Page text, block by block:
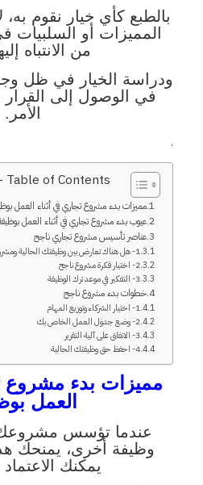
بالطبع كأي خيار نقوم
المميزات أو السلبيات
من الانتباه
ودراسة الخيار في ظل
في الوصول إلى القرار
الأمر.
.
Table of Contents - جدول المحتوى
مميزات بدء مشروع تجاري في أثناء العمل
عيوب بدء مشروع تجاري في أثناء العمل
عناصر تأسيس مشروع تجاري ناجح
1- هل هناك تعارض بين وظيفتك الحالية ومشروعك؟
2- اختيار فكرة مشروع ناجح
3- التفكير في موعد ترك الوظيفة
خطوات بدء مشروع ناجح
1- اختيار الشركاء وتوزيع المهام
2- وضع جدول العمل الخاص بك
3- الاتفاق على آلية التقرير
4- احفظ حق وظيفتك الحالية
مميزات بدء مشروع
العمل
عندما تؤسس مشروعك
وظيفة أخرى، يمنحك
يمكنك